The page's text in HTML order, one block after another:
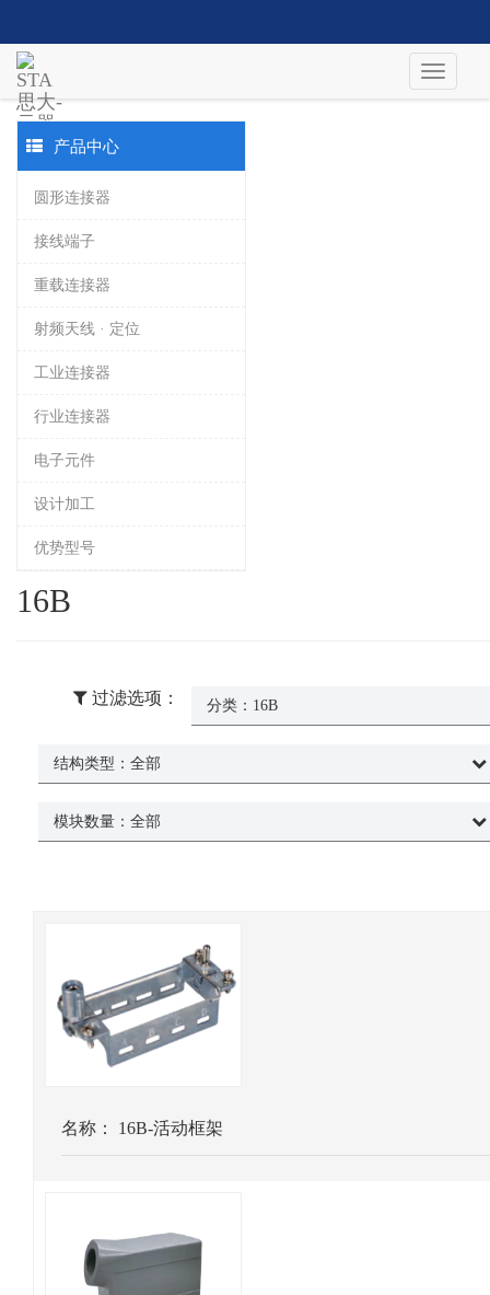
产品中心
圆形连接器
接线端子
重载连接器
射频天线 · 定位
工业连接器
行业连接器
电子元件
设计加工
优势型号
16B
过滤选项： 分类： 16B
结构类型： 全部
模块数量： 全部
名称： 16B-活动框架